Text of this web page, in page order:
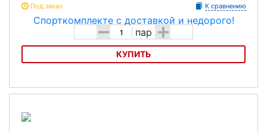
Под заказ К сравнению
- пар +
КУПИТЬ
Грипсы Velo VLG-489AD2